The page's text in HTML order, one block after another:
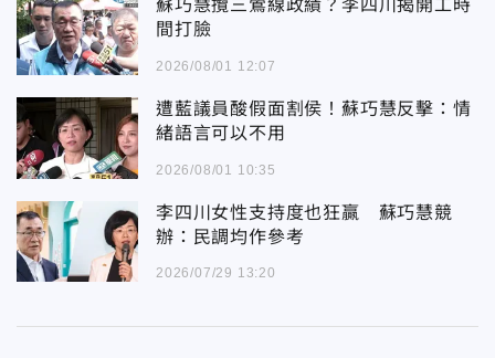
蘇巧慧攬三鶯線政績？李四川揭開工時
間打臉
2026/08/01 12:07
遭藍議員酸假面割侯！蘇巧慧反擊：情
緒語言可以不用
2026/08/01 10:35
李四川女性支持度也狂贏 蘇巧慧競
辦：民調均作參考
2026/07/29 13:20